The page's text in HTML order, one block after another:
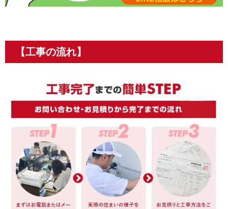
【工事の流れ】